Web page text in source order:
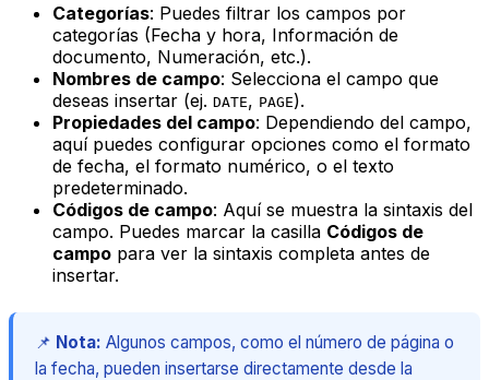
Categorías: Puedes filtrar los campos por
categorías (Fecha y hora, Información de
documento, Numeración, etc.).
Nombres de campo: Selecciona el campo que
deseas insertar (ej. DATE, PAGE).
Propiedades del campo: Dependiendo del campo,
aquí puedes configurar opciones como el formato
de fecha, el formato numérico, o el texto
predeterminado.
Códigos de campo: Aquí se muestra la sintaxis del
campo. Puedes marcar la casilla Códigos de
campo para ver la sintaxis completa antes de
insertar.
📌 Nota: Algunos campos, como el número de página o
la fecha, pueden insertarse directamente desde la